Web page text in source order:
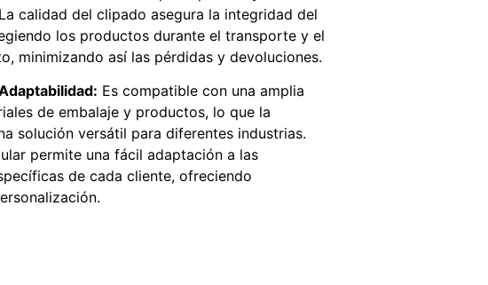
calidad del clipado asegura la integridad del
los productos durante el transporte y el
minimizando así las pérdidas y devoluciones.
Es compatible con una amplia
de embalaje y productos, lo que la
solución versátil para diferentes industrias.
permite una fácil adaptación a las
de cada cliente, ofreciendo